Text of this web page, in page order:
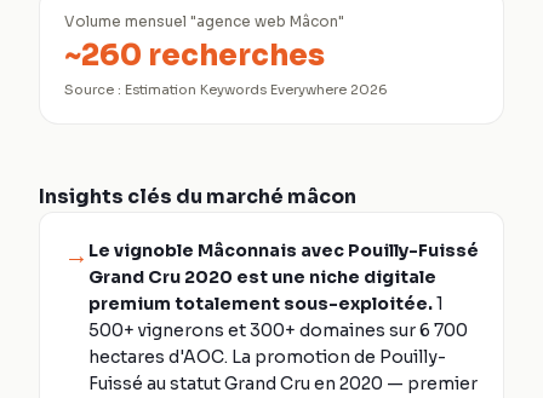
Volume mensuel "agence web Mâcon"
~260 recherches
Source : Estimation Keywords Everywhere 2026
Insights clés du marché mâcon
→ Le vignoble Mâconnais avec Pouilly-Fuissé
Grand Cru 2020 est une niche digitale
premium totalement sous-exploitée.1
500+ vignerons et 300+ domaines sur 6 700
hectares d'AOC. La promotion de Pouilly-
Fuissé au statut Grand Cru en 2020 — premier